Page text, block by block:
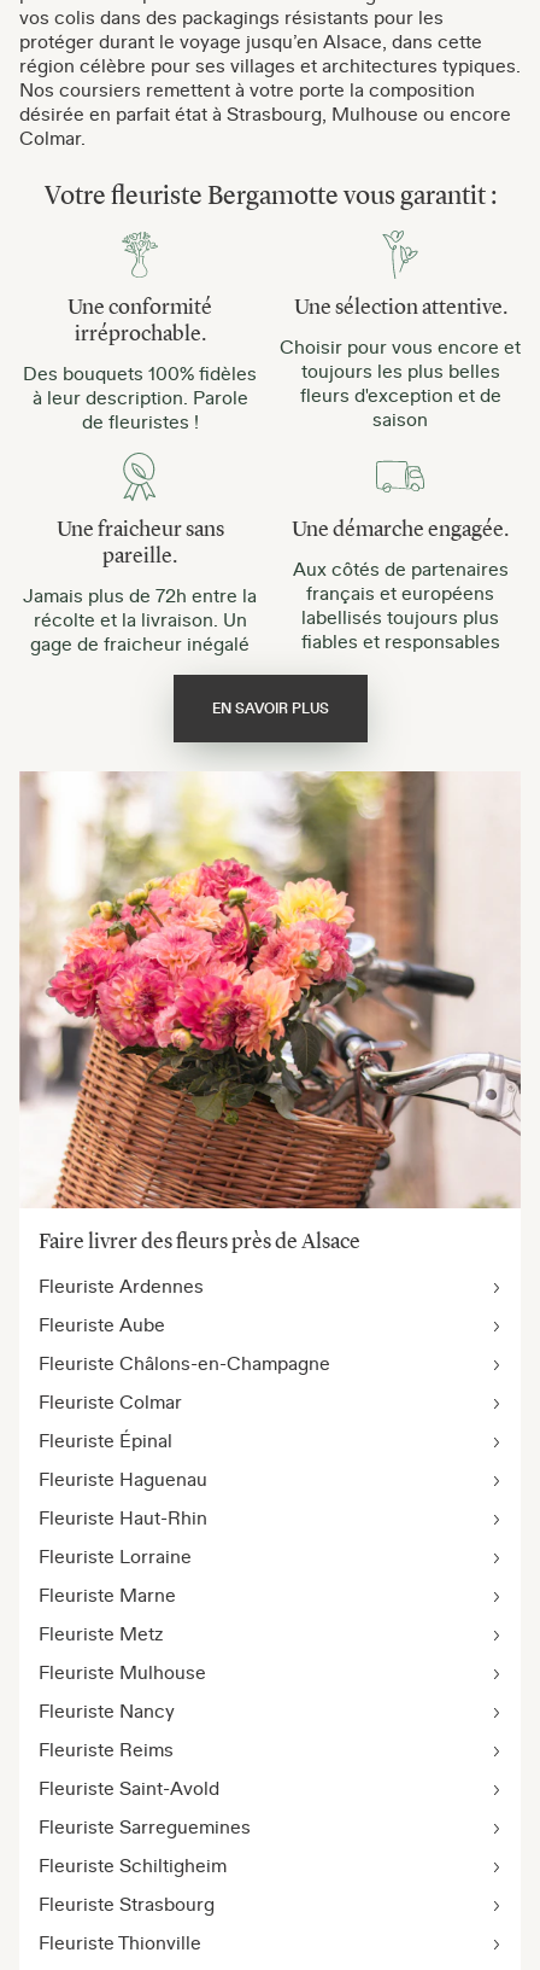
vos colis dans des packagings résistants pour les
protéger durant le voyage jusqu’en Alsace, dans cette
région célèbre pour ses villages et architectures typiques.
Nos coursiers remettent à votre porte la composition
désirée en parfait état à Strasbourg, Mulhouse ou encore
Colmar.
Votre fleuriste Bergamotte vous garantit :
Une conformité
irréprochable.
Des bouquets 100% fidèles
à leur description. Parole
de fleuristes !
Une sélection attentive.
Choisir pour vous encore et
toujours les plus belles
fleurs d'exception et de
saison
Une fraicheur sans
pareille.
Jamais plus de 72h entre la
récolte et la livraison. Un
gage de fraicheur inégalé
Une démarche engagée.
Aux côtés de partenaires
français et européens
labellisés toujours plus
fiables et responsables
EN SAVOIR PLUS
Faire livrer des fleurs près de Alsace
Fleuriste Ardennes
Fleuriste Aube
Fleuriste Châlons-en-Champagne
Fleuriste Colmar
Fleuriste Épinal
Fleuriste Haguenau
Fleuriste Haut-Rhin
Fleuriste Lorraine
Fleuriste Marne
Fleuriste Metz
Fleuriste Mulhouse
Fleuriste Nancy
Fleuriste Reims
Fleuriste Saint-Avold
Fleuriste Sarreguemines
Fleuriste Schiltigheim
Fleuriste Strasbourg
Fleuriste Thionville